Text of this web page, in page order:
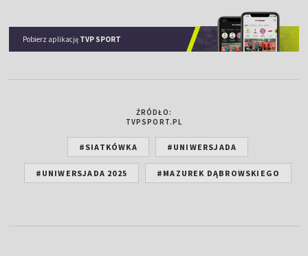
Pobierz aplikację TVP SPORT
ŹRÓDŁO:
TVPSPORT.PL
#SIATKÓWKA #UNIWERSJADA
#UNIWERSJADA 2025 #MAZUREK DĄBROWSKIEGO